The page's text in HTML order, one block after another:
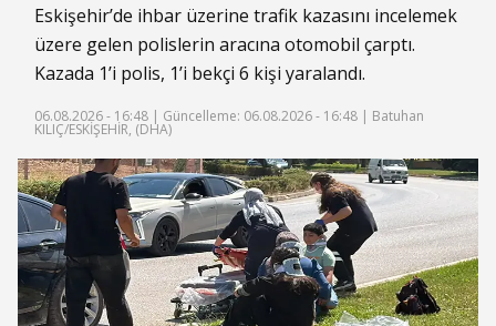
Eskişehir’de ihbar üzerine trafik kazasını incelemek
üzere gelen polislerin aracına otomobil çarptı.
Kazada 1’i polis, 1’i bekçi 6 kişi yaralandı.
06.08.2026 - 16:48 | Güncelleme: 06.08.2026 - 16:48 | Batuhan
KILIÇ/ESKİŞEHİR, (DHA)